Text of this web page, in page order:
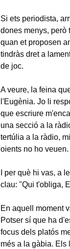
Si ets periodista,
dones menys, però
quan et proposen
tindràs dret a
de joc.
A veure, la feina
l'Eugènia. Jo li
que escriure
una secció a la
tertúlia a la ràdio,
oients no ho
I per què hi vas, a
clau: "Qui t'obliga,
En aquell moment
Potser sí que ha
focus dels platós
més a la gàbia. Els